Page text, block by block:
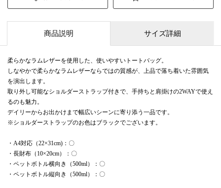
商品説明 サイズ詳細
柔らかなラムレザーを使用した、使いやすいトートバッグ。
しなやかで柔らかなラムレザーならではの質感が、上品で落ち着いた雰囲気
を演出します。
取り外し可能なショルダーストラップ付きで、手持ちと肩掛けの2WAYで使え
るのも魅力。
デイリーからお出かけまで幅広いシーンに寄り添う一品です。
※ショルダーストラップのお色はブラックでございます。
・A4対応（22×31cm)：〇
・長財布（10×20cm）：〇
・ペットボトル横向き（500ml）：〇
・ペットボトル縦向き（500ml）：〇